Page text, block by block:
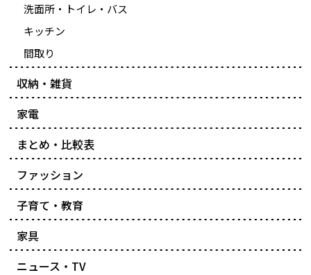
洗面所・トイレ・バス
キッチン
間取り
収納・雑貨
家電
まとめ・比較表
ファッション
子育て・教育
家具
ニュース・TV